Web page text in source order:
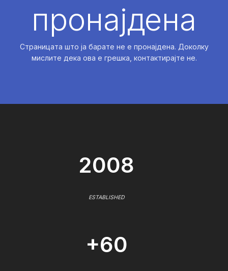
пронајдена
Страницата што ја барате не е пронајдена. Доколку
мислите дека ова е грешка, контактирајте не.
2008
ESTABLISHED
+60